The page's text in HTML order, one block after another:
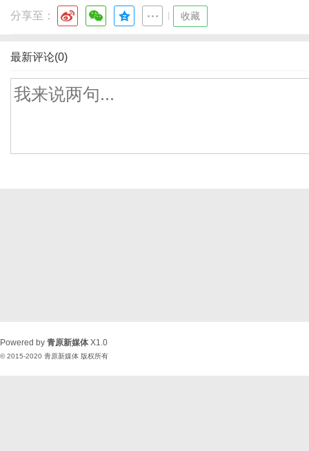
分享至： 收藏
最新评论(0)
Powered by 青原新媒体 X1.0
© 2015-2020 青原新媒体 版权所有